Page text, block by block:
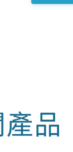
品